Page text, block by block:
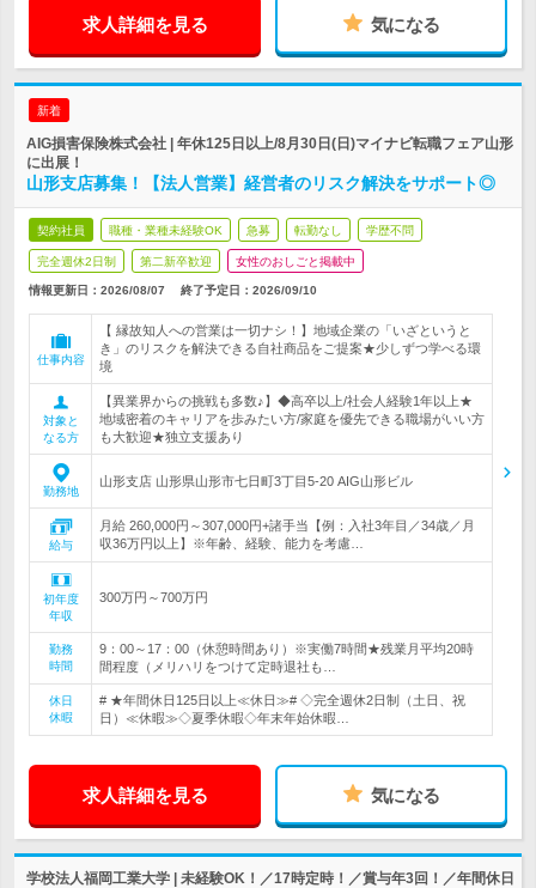
求人詳細を見る 気になる
新着
AIG損害保険株式会社 | 年休125日以上/8月30日(日)マイナビ転職フェア山形
に出展！
山形支店募集！【法人営業】経営者のリスク解決をサポート◎
契約社員 職種・業種未経験OK 急募 転勤なし 学歴不問
完全週休2日制 第二新卒歓迎 女性のおしごと掲載中
情報更新日：2026/08/07 終了予定日： 2026/09/10
仕事内容
【 縁故知人への営業は一切ナシ！】地域企業の「いざというと
き」のリスクを解決できる自社商品をご提案★少しずつ学べる環
境
対象と
なる方
【異業界からの挑戦も多数♪】◆高卒以上/社会人経験1年以上★
地域密着のキャリアを歩みたい方/家庭を優先できる職場がいい方
も大歓迎★独立支援あり
勤務地
山形支店 山形県山形市七日町3丁目5-20 AIG山形ビル
給与
月給 260,000円～307,000円+諸手当【例：入社3年目／34歳／月
収36万円以上】※年齢、経験、能力を考慮…
初年度
年収
300万円～700万円
勤務
時間
9：00～17：00（休憩時間あり）※実働7時間★残業月平均20時
間程度（メリハリをつけて定時退社も…
休日
休暇
# ★年間休日125日以上≪休日≫# ◇完全週休2日制（土日、祝
日）≪休暇≫◇夏季休暇◇年末年始休暇…
求人詳細を見る 気になる
学校法人福岡工業大学 | 未経験OK！／17時定時！／賞与年3回！／年間休日